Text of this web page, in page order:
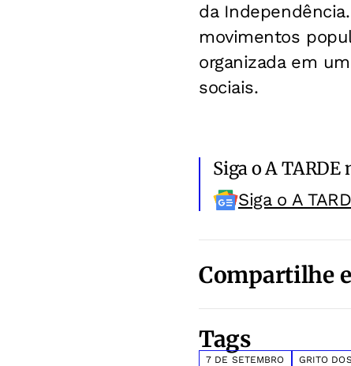
da
movimentos
organizada em
sociais.
Siga o A TARDE
Siga o A
Compartilhe
Tags
7 DE SETEMBRO GRITO